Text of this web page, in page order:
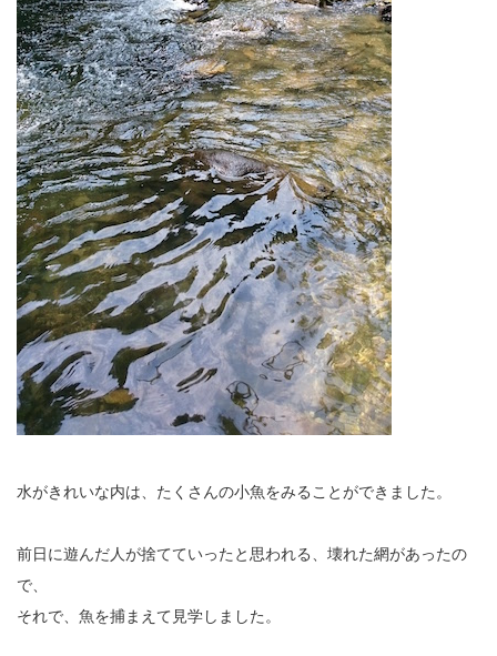
水がきれいな内は、たくさんの小魚をみることができました。
前日に遊んだ人が捨てていったと思われる、壊れた網があったの
で、
それで、魚を捕まえて見学しました。